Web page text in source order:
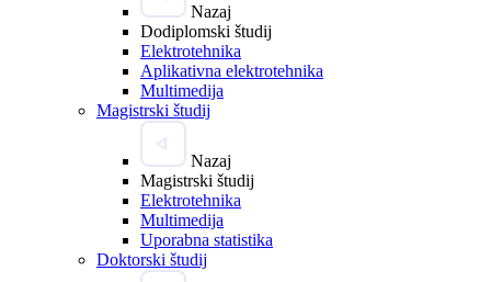
Nazaj
Dodiplomski študij
Elektrotehnika
Aplikativna elektrotehnika
Multimedija
Magistrski študij
Nazaj
Magistrski študij
Elektrotehnika
Multimedija
Uporabna statistika
Doktorski študij